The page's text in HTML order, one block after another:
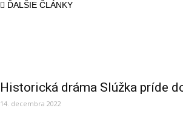
ĎALŠIE ČLÁNKY
Historická dráma Slúžka príde
14. decembra 2022